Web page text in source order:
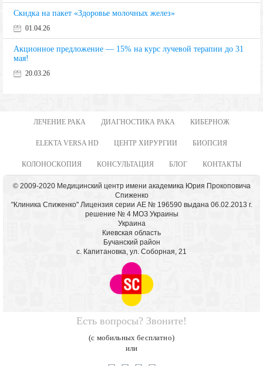
Скидка на пакет «Здоровье молочных желез»
01.04.26
Акционное предложение — 15% на курс лучевой терапии до 31
мая!
20.03.26
ЛЕЧЕНИЕ РАКА ДИАГНОСТИКА РАКА КИБЕРНОЖ
ELEKTA VERSA HD ЦЕНТР ХИРУРГИИ БИОПСИЯ
КОЛОНОСКОПИЯ КОНСУЛЬТАЦИЯ БЛОГ КОНТАКТЫ
© 2009-2020 Медицинский центр имени академика Юрия Прокоповича
Спиженко
"Клиника Спиженко" Лицензия серии АЕ № 196590 выдана 06.02.2013 г.
решение № 4 МОЗ Украины
Украина
Киевская область
Бучанский район
с. Капитановка, ул. Соборная, 21
Есть вопросы? Звоните!
(с мобильных бесплатно)
или